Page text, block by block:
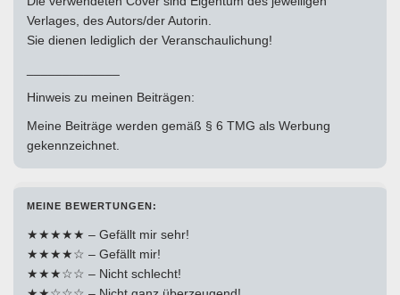
Verlages, des Autors/der Autorin.
Sie dienen lediglich der Veranschaulichung!
Hinweis zu meinen Beiträgen:
Meine Beiträge werden gemäß § 6 TMG als Werbung
gekennzeichnet.
MEINE BEWERTUNGEN:
★★★★★ – Gefällt mir sehr!
★★★★☆ – Gefällt mir!
★★★☆☆ – Nicht schlecht!